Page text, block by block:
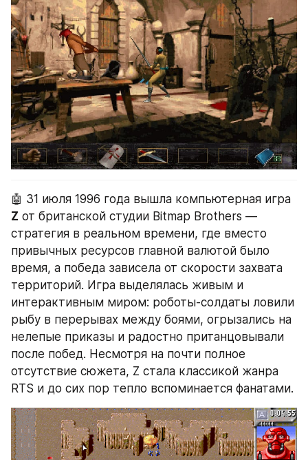
Z от британской студии Bitmap Brothers —
стратегия в реальном времени, где вместо
привычных ресурсов главной валютой было
время, а победа зависела от скорости захвата
территорий. Игра выделялась живым и
интерактивным миром: роботы-солдаты ловили
рыбу в перерывах между боями, огрызались на
нелепые приказы и радостно пританцовывали
после побед. Несмотря на почти полное
отсутствие сюжета, Z стала классикой жанра
RTS и до сих пор тепло вспоминается фанатами.